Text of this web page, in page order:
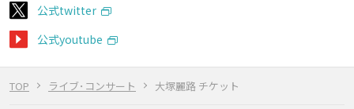
TOP ライブ･コンサート 大塚麗路 チケット
公式twitter
公式youtube